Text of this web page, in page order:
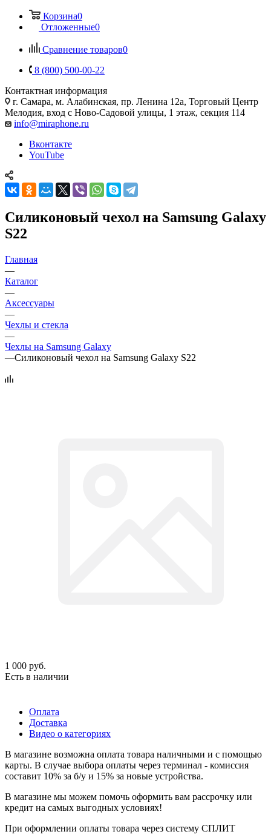
Корзина0
Отложенные0
Сравнение товаров0
8 (800) 500-00-22
Контактная информация
г. Самара, м. Алабинская, пр. Ленина 12а, Торговый Центр
Мелодия, вход с Ново-Садовой улицы, 1 этаж, секция 114
info@miraphone.ru
Вконтакте
YouTube
Силиконовый чехол на Samsung Galaxy
S22
Главная
—
Каталог
—
Аксессуары
—
Чехлы и стекла
—
Чехлы на Samsung Galaxy
—Силиконовый чехол на Samsung Galaxy S22
1 000 руб.
Есть в наличии
Оплата
Доставка
Видео о категориях
В магазине возможна оплата товара наличными и с помощью
карты. В случае выбора оплаты через терминал - комиссия
составит 10% за б/у и 15% за новые устройства.
В магазине мы можем помочь оформить вам рассрочку или
кредит на самых выгодных условиях!
При оформлении оплаты товара через систему СПЛИТ